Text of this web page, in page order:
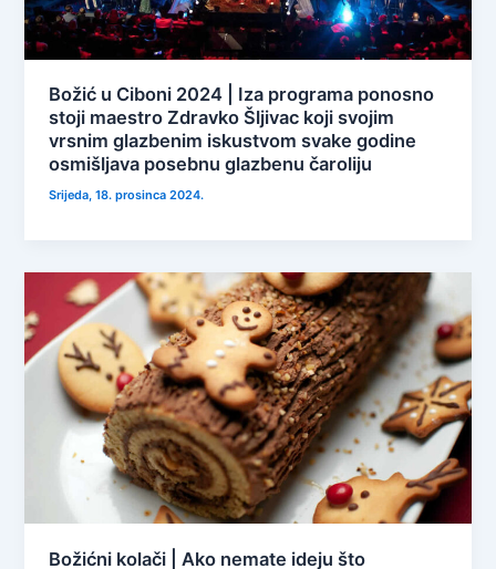
Božić u Ciboni 2024 | Iza programa ponosno
stoji maestro Zdravko Šljivac koji svojim
vrsnim glazbenim iskustvom svake godine
osmišljava posebnu glazbenu čaroliju
Srijeda, 18. prosinca 2024.
Božićni kolači | Ako nemate ideju što